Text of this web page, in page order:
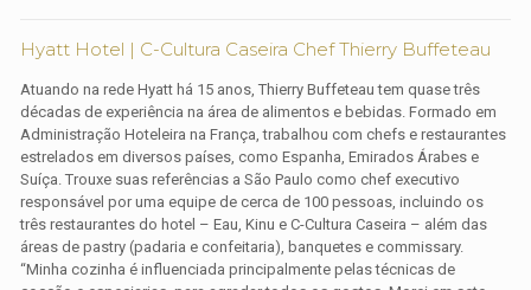
Hyatt Hotel | C-Cultura Caseira Chef Thierry Buffeteau
Atuando na rede Hyatt há 15 anos, Thierry Buffeteau tem quase três
décadas de experiência na área de alimentos e bebidas. Formado em
Administração Hoteleira na França, trabalhou com chefs e restaurantes
estrelados em diversos países, como Espanha, Emirados Árabes e
Suíça. Trouxe suas referências a São Paulo como chef executivo
responsável por uma equipe de cerca de 100 pessoas, incluindo os
três restaurantes do hotel – Eau, Kinu e C-Cultura Caseira – além das
áreas de pastry (padaria e confeitaria), banquetes e commissary.
“Minha cozinha é influenciada principalmente pelas técnicas de